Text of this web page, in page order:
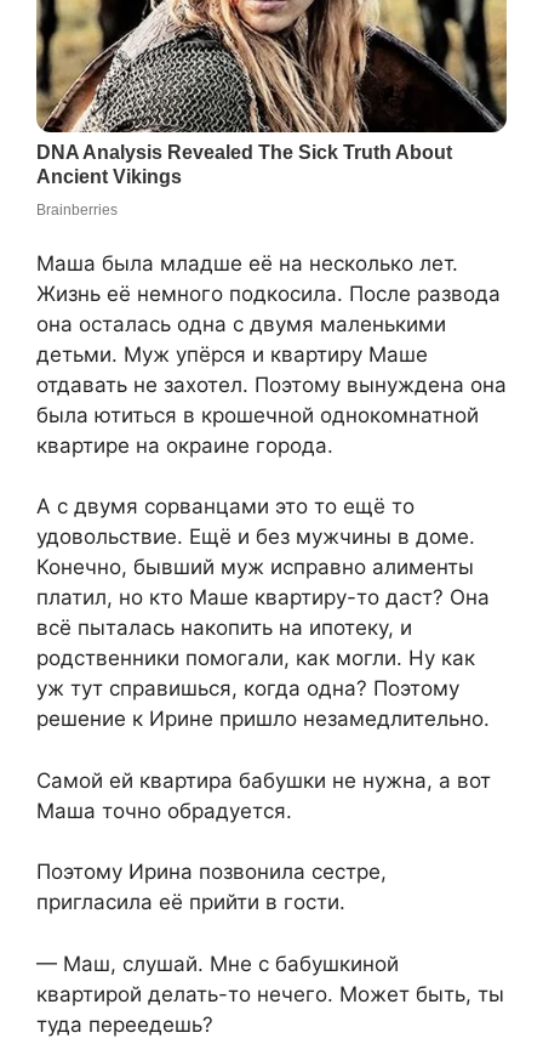
Маша была младше её на несколько лет.
Жизнь её немного подкосила. После развода
она осталась одна с двумя маленькими
детьми. Муж упёрся и квартиру Маше
отдавать не захотел. Поэтому вынуждена она
была ютиться в крошечной однокомнатной
квартире на окраине города.
А с двумя сорванцами это то ещё то
удовольствие. Ещё и без мужчины в доме.
Конечно, бывший муж исправно алименты
платил, но кто Маше квартиру-то даст? Она
всё пыталась накопить на ипотеку, и
родственники помогали, как могли. Ну как
уж тут справишься, когда одна? Поэтому
решение к Ирине пришло незамедлительно.
Самой ей квартира бабушки не нужна, а вот
Маша точно обрадуется.
Поэтому Ирина позвонила сестре,
пригласила её прийти в гости.
— Маш, слушай. Мне с бабушкиной
квартирой делать-то нечего. Может быть, ты
туда переедешь?